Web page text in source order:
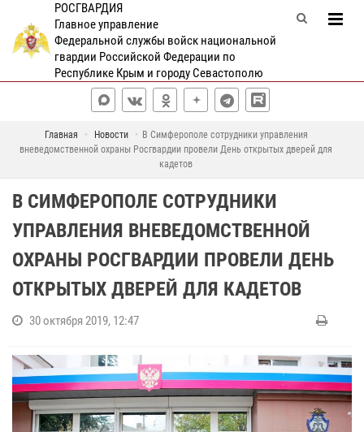
РОСГВАРДИЯ
Главное управление
Федеральной службы войск национальной
гвардии Российской Федерации по
Республике Крым и городу Севастополю
Главная Новости
В Симферополе сотрудники управления
вневедомственной охраны Росгвардии провели День открытых дверей для
кадетов
В СИМФЕРОПОЛЕ СОТРУДНИКИ
УПРАВЛЕНИЯ ВНЕВЕДОМСТВЕННОЙ
ОХРАНЫ РОСГВАРДИИ ПРОВЕЛИ ДЕНЬ
ОТКРЫТЫХ ДВЕРЕЙ ДЛЯ КАДЕТОВ
30 октября 2019, 12:47